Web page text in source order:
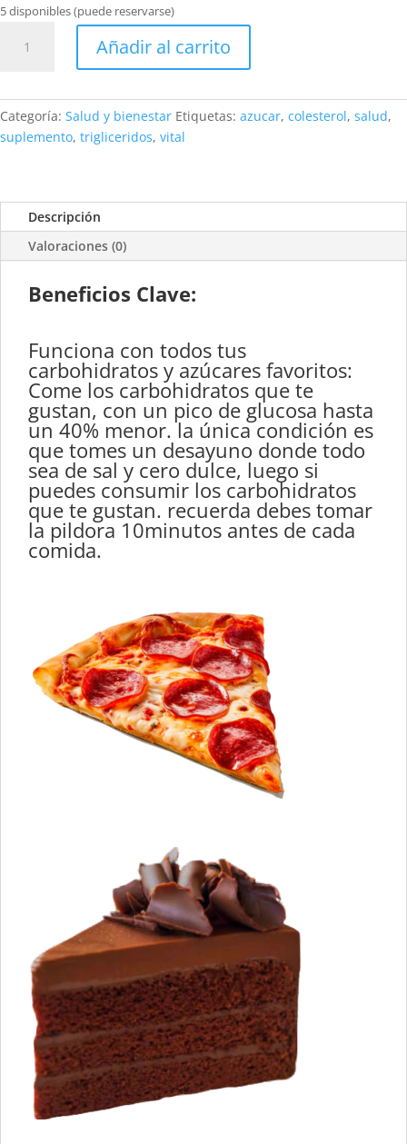
5 disponibles (puede reservarse)
Suplemento
Añadir al carrito
Categoría: Salud y bienestar Etiquetas: azucar, colesterol, salud,
suplemento, trigliceridos, vital
Descripción
Valoraciones (0)
Beneficios Clave:
Funciona con todos tus
carbohidratos y azúcares favoritos:
Come los carbohidratos que te
gustan, con un pico de glucosa hasta
un 40% menor. la única condición es
que tomes un desayuno donde todo
sea de sal y cero dulce, luego si
puedes consumir los carbohidratos
que te gustan. recuerda debes tomar
la pildora 10minutos antes de cada
comida.